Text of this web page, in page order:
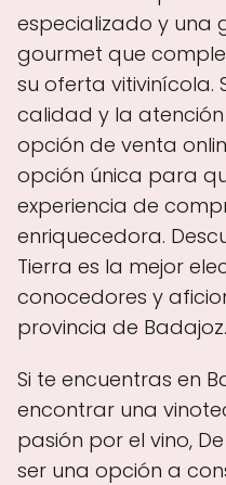
especializado y
gourmet que
su oferta vitivinícola.
calidad y la
opción de venta
opción única para
experiencia de
enriquecedora.
Tierra es la mejor
conocedores y
provincia de Badajoz.
Si te encuentras en
encontrar una
pasión por el vino,
ser una opción a